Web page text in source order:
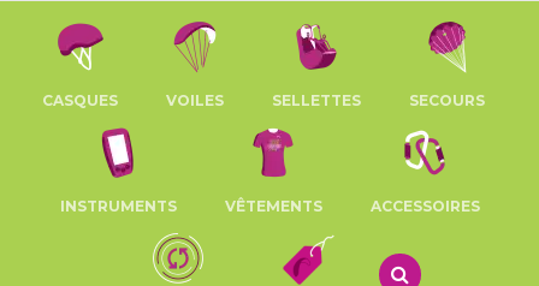
CASQUES VOILES SELLETTES SECOURS
INSTRUMENTS VÊTEMENTS ACCESSOIRES